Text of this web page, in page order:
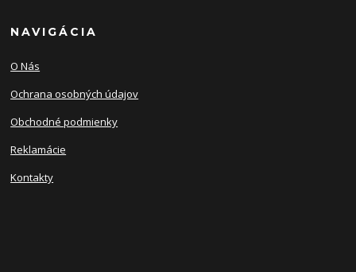
NAVIGÁCIA
O Nás
Ochrana osobných údajov
Obchodné podmienky
Reklamácie
Kontakty